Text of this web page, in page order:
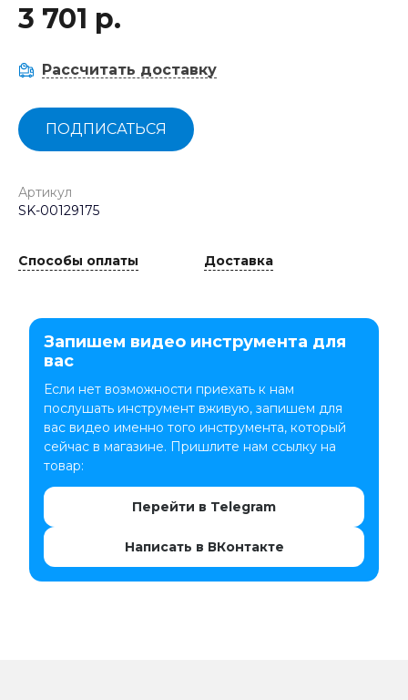
3 701 р.
Рассчитать доставку
ПОДПИСАТЬСЯ
Артикул
SK-00129175
Способы оплаты Доставка
Запишем видео инструмента для
вас
Если нет возможности приехать к нам
послушать инструмент вживую, запишем для
вас видео именно того инструмента, который
сейчас в магазине. Пришлите нам ссылку на
товар:
Перейти в Telegram
Написать в ВКонтакте